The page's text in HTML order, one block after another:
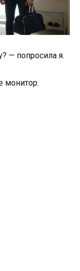
— попросила я.
монитор.